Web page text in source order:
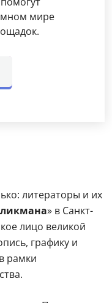
мире
литераторы и их
» в Санкт-
лицо великой
графику и
рамки